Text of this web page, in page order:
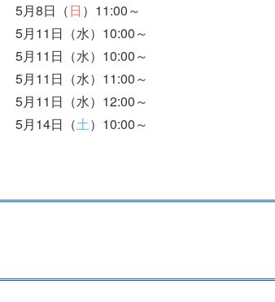
5月8日（日）11:00～
5月11日（水）10:00～
5月11日（水）10:00～
5月11日（水）11:00～
5月11日（水）12:00～
5月14日（土）10:00～